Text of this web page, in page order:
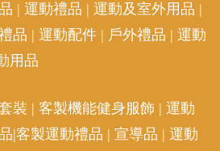
| 運動禮品 | 運動及室外用品 |
品 | 運動配件 | 戶外禮品 | 運動
用品
裝 | 客製機能健身服飾 | 運動
|客製運動禮品 | 宣導品 | 運動